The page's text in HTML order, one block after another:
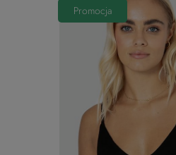
Promocja